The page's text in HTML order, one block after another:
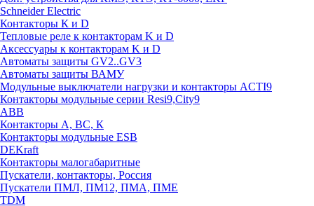
Schneider Electric
Контакторы К и D
Тепловые реле к контакторам K и D
Аксессуары к контакторам K и D
Автоматы защиты GV2..GV3
Автоматы защиты ВАМУ
Модульные выключатели нагрузки и контакторы ACTI9
Контакторы модульные серии Resi9,City9
ABB
Контакторы А, ВС, К
Контакторы модульные ESB
DEKraft
Контакторы малогабаритные
Пускатели, контакторы, Россия
Пускатели ПМЛ, ПМ12, ПМА, ПМЕ
TDM